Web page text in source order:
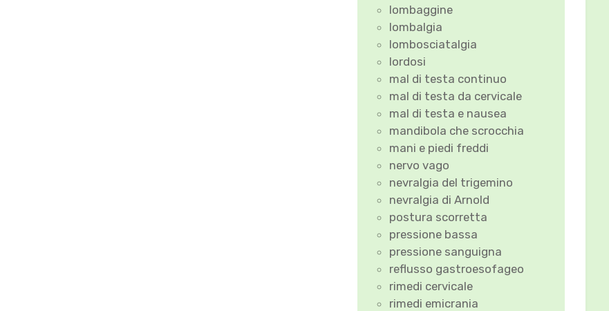
lombaggine
lombalgia
lombosciatalgia
lordosi
mal di testa continuo
mal di testa da cervicale
mal di testa e nausea
mandibola che scrocchia
mani e piedi freddi
nervo vago
nevralgia del trigemino
nevralgia di Arnold
postura scorretta
pressione bassa
pressione sanguigna
reflusso gastroesofageo
rimedi cervicale
rimedi emicrania